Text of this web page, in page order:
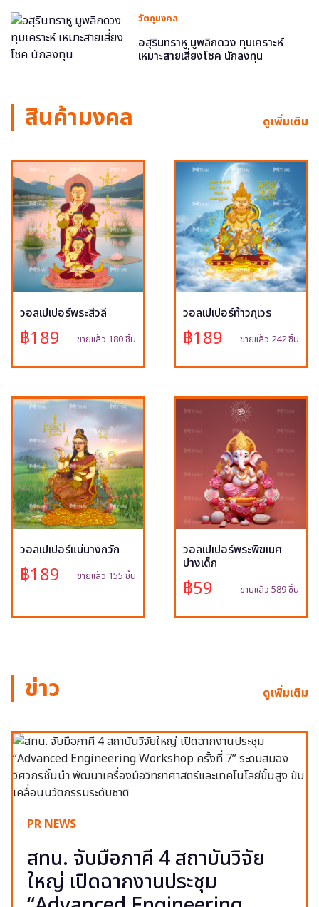
วัตถุมงคล
อสุรินทราหู มูพลิกดวง ทุบเคราะห์
เหมาะสายเสี่ยงโชค นักลงทุน
สินค้ามงคล ดูเพิ่มเติม
วอลเปเปอร์พระสีวลี
฿189 ขายแล้ว 180 ชิ้น
วอลเปเปอร์ท้าวกุเวร
฿189 ขายแล้ว 242 ชิ้น
วอลเปเปอร์แม่นางกวัก
฿189 ขายแล้ว 155 ชิ้น
วอลเปเปอร์พระพิฆเนศ
ปางเด็ก
฿59 ขายแล้ว 589 ชิ้น
ข่าว ดูเพิ่มเติม
PR NEWS
สทน. จับมือภาคี 4 สถาบันวิจัย
ใหญ่ เปิดฉากงานประชุม